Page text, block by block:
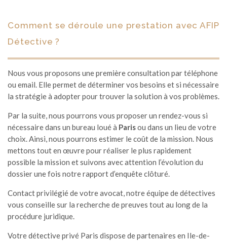
Comment se déroule une prestation avec AFIP
Détective ?
Nous vous proposons une première consultation par téléphone
ou email. Elle permet de déterminer vos besoins et si nécessaire
la stratégie à adopter pour trouver la solution à vos problèmes.
Par la suite, nous pourrons vous proposer un rendez-vous si
nécessaire dans un bureau loué à Parisou dans un lieu de votre
choix. Ainsi, nous pourrons estimer le coût de la mission. Nous
mettons tout en œuvre pour réaliser le plus rapidement
possible la mission et suivons avec attention l’évolution du
dossier une fois notre rapport d’enquête clôturé.
Contact privilégié de votre avocat, notre équipe de détectives
vous conseille sur la recherche de preuves tout au long de la
procédure juridique.
Votre détective privé Paris dispose de partenaires en Ile-de-